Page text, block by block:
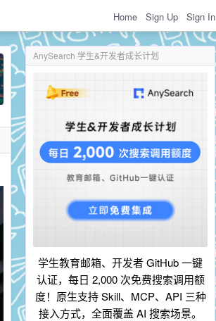
Home Sign Up Sign In
AnySearch 学生&开发者成长计划
学生教育邮箱、开发者 GitHub 一键
认证，每日 2,000 次免费搜索调用额
度！原生支持 Skill、MCP、API 三种
接入方式，全面覆盖 AI 搜索场景。